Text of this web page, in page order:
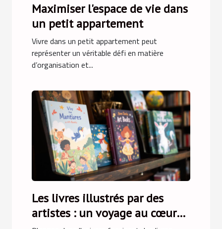
Maximiser l'espace de vie dans
un petit appartement
Vivre dans un petit appartement peut
représenter un véritable défi en matière
d’organisation et...
Les livres illustrés par des
artistes : un voyage au cœur